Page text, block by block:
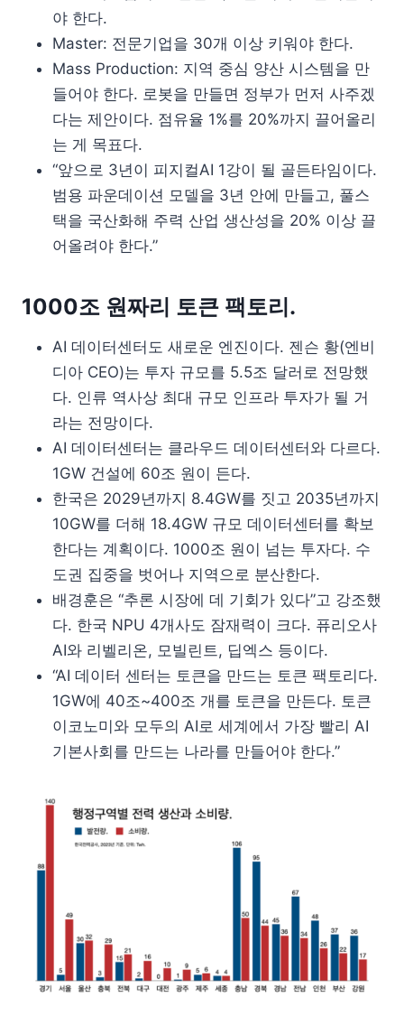
야 한다.
Master: 전문기업을 30개 이상 키워야 한다.
Mass Production: 지역 중심 양산 시스템을 만
들어야 한다. 로봇을 만들면 정부가 먼저 사주겠
다는 제안이다. 점유율 1%를 20%까지 끌어올리
는 게 목표다.
“앞으로 3년이 피지컬AI 1강이 될 골든타임이다.
범용 파운데이션 모델을 3년 안에 만들고, 풀스
택을 국산화해 주력 산업 생산성을 20% 이상 끌
어올려야 한다.”
1000조 원짜리 토큰 팩토리.
AI 데이터센터도 새로운 엔진이다. 젠슨 황(엔비
디아 CEO)는 투자 규모를 5.5조 달러로 전망했
다. 인류 역사상 최대 규모 인프라 투자가 될 거
라는 전망이다.
AI 데이터센터는 클라우드 데이터센터와 다르다.
1GW 건설에 60조 원이 든다.
한국은 2029년까지 8.4GW를 짓고 2035년까지
10GW를 더해 18.4GW 규모 데이터센터를 확보
한다는 계획이다. 1000조 원이 넘는 투자다. 수
도권 집중을 벗어나 지역으로 분산한다.
배경훈은 “추론 시장에 데 기회가 있다”고 강조했
다. 한국 NPU 4개사도 잠재력이 크다. 퓨리오사
AI와 리벨리온, 모빌린트, 딥엑스 등이다.
“AI 데이터 센터는 토큰을 만드는 토큰 팩토리다.
1GW에 40조~400조 개를 토큰을 만든다. 토큰
이코노미와 모두의 AI로 세계에서 가장 빨리 AI
기본사회를 만드는 나라를 만들어야 한다.”